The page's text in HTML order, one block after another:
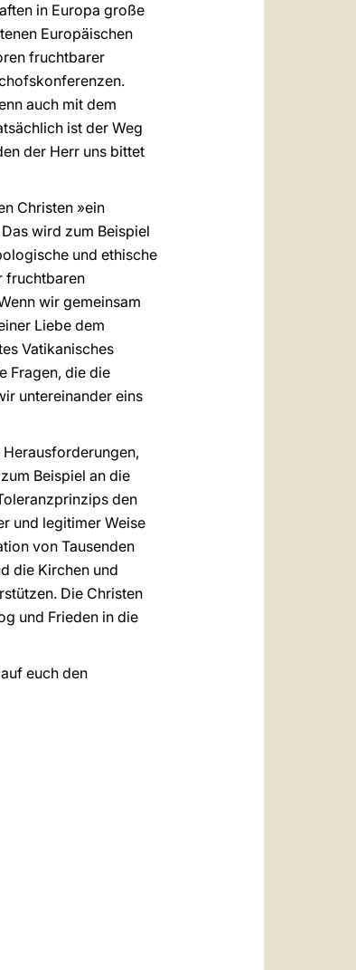
in Europa große
Europäischen
fruchtbarer
auch mit dem
ist der Weg
der Herr uns bittet
Christen »ein
wird zum Beispiel
und ethische
fruchtbaren
wir gemeinsam
Liebe dem
Vatikanisches
Fragen, die die
untereinander eins
Beispiel an die
den
und legitimer Weise
von Tausenden
die Kirchen und
Die Christen
und Frieden in die
euch den